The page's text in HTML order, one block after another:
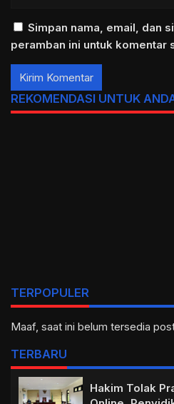
Simpan nama, email, dan
peramban ini untuk komentar
REKOMENDASI UNTUK
TERPOPULER
Maaf, saat ini belum tersedia
TERBARU
Hakim Tolak